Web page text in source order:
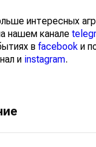
интересных
нашем канале
в facebook и
и instagram.